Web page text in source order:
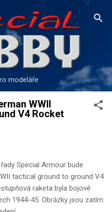
hlavní obsah
modeláře
WWII
V4 Rocket
Special Armour bude
tactical ground to ground V4
raketa byla bojově
1944-45. Obrázky jsou zatím